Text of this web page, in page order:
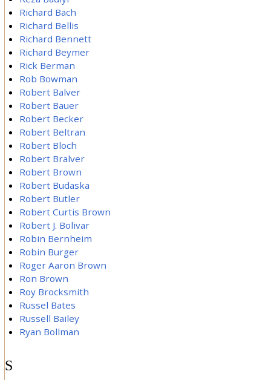
Richard Bach
Richard Bellis
Richard Bennett
Richard Beymer
Rick Berman
Rob Bowman
Robert Balver
Robert Bauer
Robert Becker
Robert Beltran
Robert Bloch
Robert Bralver
Robert Brown
Robert Budaska
Robert Butler
Robert Curtis Brown
Robert J. Bolivar
Robin Bernheim
Robin Burger
Roger Aaron Brown
Ron Brown
Roy Brocksmith
Russel Bates
Russell Bailey
Ryan Bollman
S